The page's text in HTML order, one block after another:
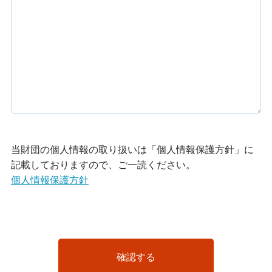
当財団の個人情報の取り扱いは「個人情報保護方針」に
記載しておりますので、ご一読ください。
個人情報保護方針
確認する